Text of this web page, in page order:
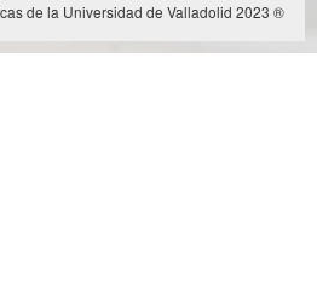
de la Universidad de Valladolid 2023 ®